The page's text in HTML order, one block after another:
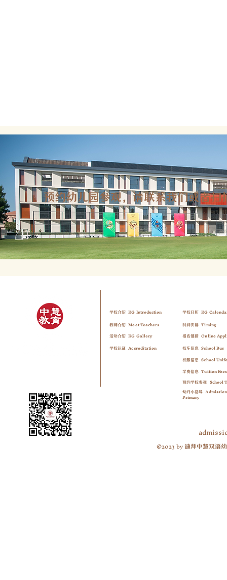
预约幼儿园参观，请联系我们或者扫
学校介绍KG Introduction
教师介绍MeetTeachers
活动介绍KG Gallery
学校认证Accreditation
学校日历KG Cale​n
时间安排Timing
报名链接Online
校车信息School Bus
校服信息School
学费信息Tuition Fees
预约学校参观 School
幼升小指导
Primary
©2023 by 迪拜中慧双语